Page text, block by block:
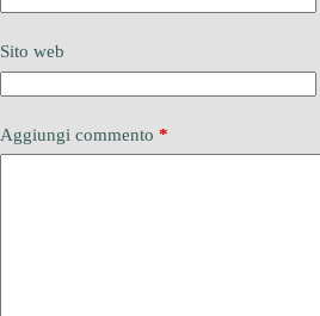
Sito web
Aggiungi commento *